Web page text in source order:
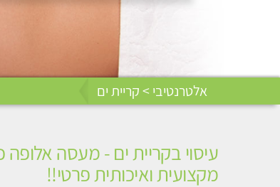
אלטרנטיבי > קריית ים
עיסוי בקריית ים - מעסה אלופה
מקצועית ואיכותית פרטי!!